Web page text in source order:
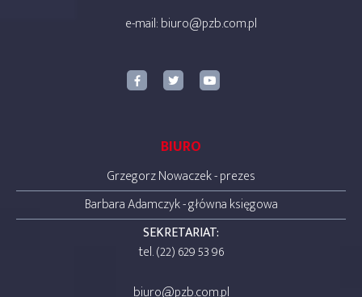
e-mail:biuro@pzb.com.pl
BIURO
Grzegorz Nowaczek - prezes
Barbara Adamczyk - główna księgowa
SEKRETARIAT:
tel. (22) 629 53 96
biuro@pzb.com.pl